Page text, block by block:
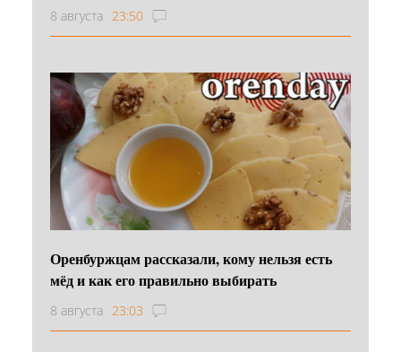
8 августа 23:50
Оренбуржцам рассказали, кому нельзя есть
мёд и как его правильно выбирать
8 августа 23:03